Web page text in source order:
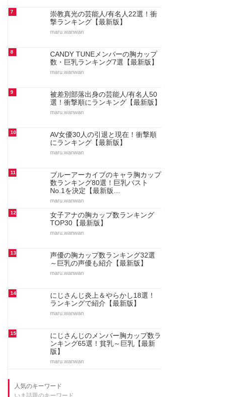
7
崇教真光の芸能人/有名人22選！衝
撃ランキング【最新版】
maru.wanwan
8
CANDY TUNEメンバーの胸カップ
数・巨乳ランキング7選【最新版】
maru.wanwan
9
被差別部落出身の芸能人/有名人50
選！衝撃順にランキング【最新版】
maru.wanwan
10
AV女優30人の引退と現在！衝撃順
にランキング【最新版】
maru.wanwan
11
ブルーアーカイブのキャラ胸カップ
数ランキング80選！巨乳バスト
No.1を決定【最新版…
maru.wanwan
12
女子アナの胸カップ数ランキング
TOP30【最新版】
maru.wanwan
13
声優の胸カップ数ランキング32選
～巨乳の声優も紹介【最新版】
maru.wanwan
14
にじさんじ炎上＆やらかし18選！
ランキングで紹介【最新版】
maru.wanwan
15
にじさんじのメンバー胸カップ数ラ
ンキング65選！貧乳～巨乳【最新
版】
maru.wanwan
人気のキーワード
いま話題のキーワード